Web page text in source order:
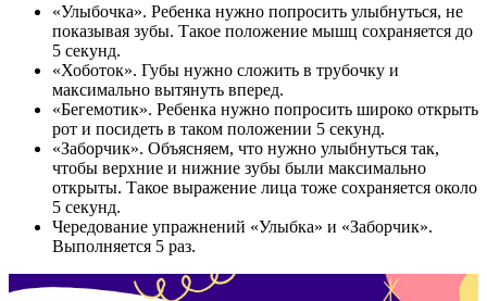
«Улыбочка». Ребенка нужно попросить улыбнуться, не
показывая зубы. Такое положение мышц сохраняется до
5 секунд.
«Хоботок». Губы нужно сложить в трубочку и
максимально вытянуть вперед.
«Бегемотик». Ребенка нужно попросить широко открыть
рот и посидеть в таком положении 5 секунд.
«Заборчик». Объясняем, что нужно улыбнуться так,
чтобы верхние и нижние зубы были максимально
открыты. Такое выражение лица тоже сохраняется около
5 секунд.
Чередование упражнений «Улыбка» и «Заборчик».
Выполняется 5 раз.